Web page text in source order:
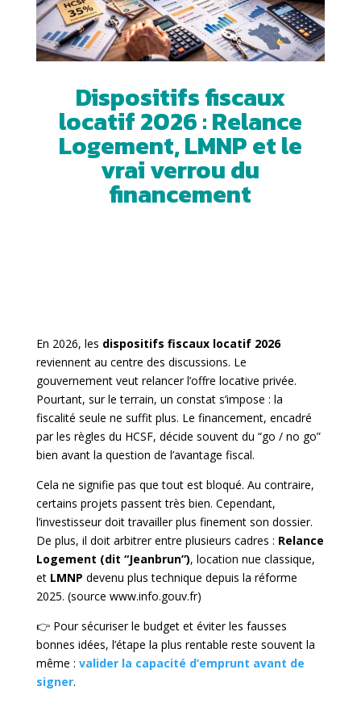
Dispositifs fiscaux
locatif 2026 : Relance
Logement, LMNP et le
vrai verrou du
financement
En 2026, les dispositifs fiscaux locatif 2026
reviennent au centre des discussions. Le
gouvernement veut relancer l’offre locative privée.
Pourtant, sur le terrain, un constat s’impose : la
fiscalité seule ne suffit plus. Le financement, encadré
par les règles du HCSF, décide souvent du “go / no go”
bien avant la question de l’avantage fiscal.
Cela ne signifie pas que tout est bloqué. Au contraire,
certains projets passent très bien. Cependant,
l’investisseur doit travailler plus finement son dossier.
De plus, il doit arbitrer entre plusieurs cadres : Relance
Logement (dit “Jeanbrun”), location nue classique,
et LMNP devenu plus technique depuis la réforme
2025. (source www.info.gouv.fr)
👉 Pour sécuriser le budget et éviter les fausses
bonnes idées, l’étape la plus rentable reste souvent la
même : valider la capacité d’emprunt avant de
signer.